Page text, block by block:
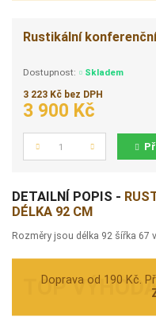
Rustikální
Dostupnost:
Skladem
3 223 Kč bez DPH
3 900 Kč
Počet
DETAILNÍ POPIS -
DÉLKA 92 CM
Rozměry jsou délka 92 šířka 67
Doprava od 190 Kč.